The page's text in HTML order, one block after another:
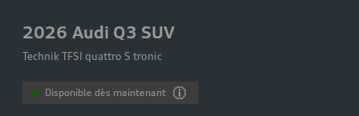
2026 Audi Q3 SUV
Technik TFSI quattro S tronic
Disponible dès maintenant